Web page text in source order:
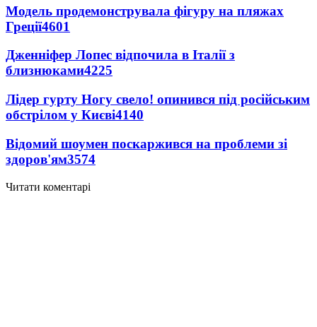
Модель продемонструвала фігуру на пляжах
Греції4601
Дженніфер Лопес відпочила в Італії з
близнюками4225
Лідер гурту Ногу свело! опинився під російським
обстрілом у Києві4140
Відомий шоумен поскаржився на проблеми зі
здоров'ям3574
Читати коментарі